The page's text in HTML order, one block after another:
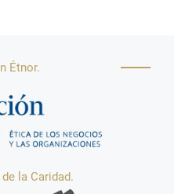
Étnor.
la Caridad.